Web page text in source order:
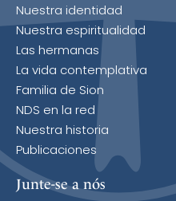
Nuestra identidad
Nuestra espiritualidad
Las hermanas
La vida contemplativa
Familia de Sion
NDS en la red
Nuestra historia
Publicaciones
Junte-se a nós